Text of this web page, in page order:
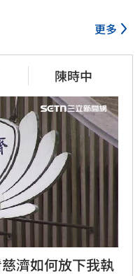
更多
陳時中
濟如何放下我執